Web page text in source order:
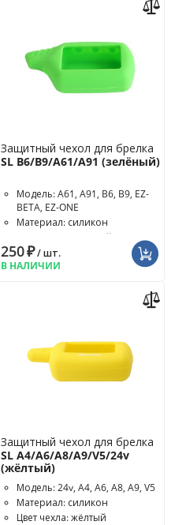
Защитный чехол для брелка
SL B6/B9/A61/A91 (зелёный)
Модель: A61, A91, B6, B9, EZ-
BETA, EZ-ONE
Материал: силикон
Цвет чехла: зелёный
250₽/ шт.
В НАЛИЧИИ
Защитный чехол для брелка
SL A4/A6/A8/A9/V5/24v
(жёлтый)
Модель: 24v, A4, A6, A8, A9, V5
Материал: силикон
Цвет чехла: жёлтый